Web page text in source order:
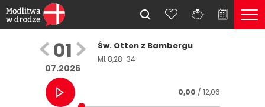
01
07.2026
Św. Otton z Bambergu
Mt 8,28-34
0,00 / 12,06